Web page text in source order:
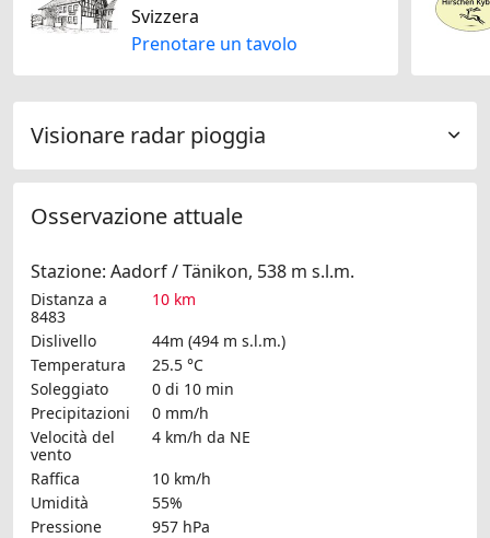
Svizzera
Prenotare un tavolo
Visionare radar pioggia
Osservazione attuale
Stazione: Aadorf / Tänikon, 538 m s.l.m.
Distanza a
8483
10 km
Dislivello
44m (494 m s.l.m.)
Temperatura
25.5 °C
Soleggiato
0 di 10 min
Precipitazioni
0 mm/h
Velocità del
vento
4 km/h da NE
Raffica
10 km/h
Umidità
55%
Pressione
957 hPa